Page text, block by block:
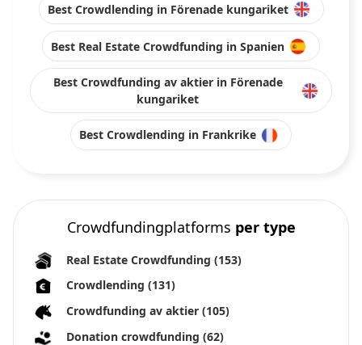
Best Crowdlending in Förenade kungariket
Best Real Estate Crowdfunding in Spanien
Best Crowdfunding av aktier in Förenade
kungariket
Best Crowdlending in Frankrike
Crowdfundingplatforms per type
Real Estate Crowdfunding (153)
Crowdlending (131)
Crowdfunding av aktier (105)
Donation crowdfunding (62)